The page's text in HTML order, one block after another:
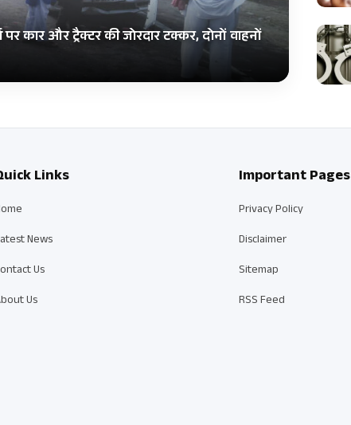
पर कार और ट्रैक्टर की जोरदार टक्कर, दोनों वाहनों
Links
News
Us
Us
Important Pages
Privacy Policy
Disclaimer
Sitemap
RSS Feed